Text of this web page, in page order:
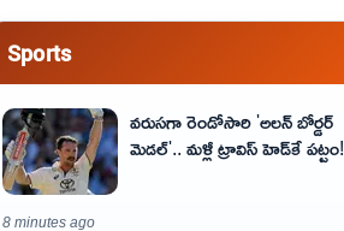
Sports
వరుసగా రెండోసారి 'అలన్ బోర్డర్
మెడల్'.. మళ్లీ ట్రావిస్ హెడ్‌కే పట్టం!
8 minutes ago